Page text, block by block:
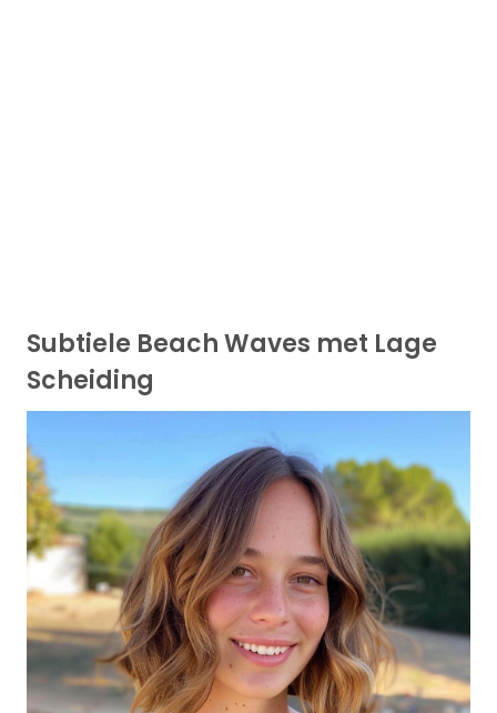
Subtiele Beach Waves met Lage
Scheiding